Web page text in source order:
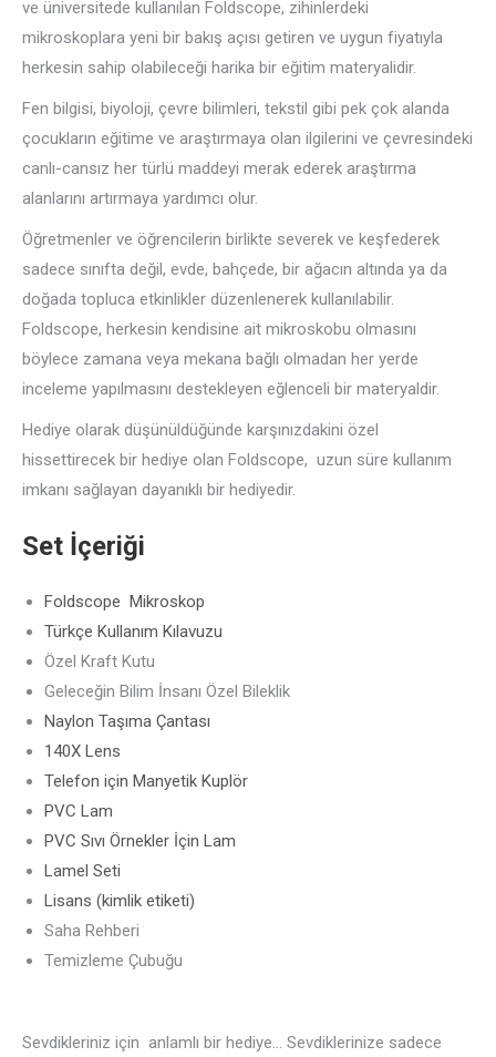
ve üniversitede kullanılan Foldscope, zihinlerdeki
mikroskoplara yeni bir bakış açısı getiren ve uygun fiyatıyla
herkesin sahip olabileceği harika bir eğitim materyalidir.
Fen bilgisi, biyoloji, çevre bilimleri, tekstil gibi pek çok alanda
çocukların eğitime ve araştırmaya olan ilgilerini ve çevresindeki
canlı-cansız her türlü maddeyi merak ederek araştırma
alanlarını artırmaya yardımcı olur.
Öğretmenler ve öğrencilerin birlikte severek ve keşfederek
sadece sınıfta değil, evde, bahçede, bir ağacın altında ya da
doğada topluca etkinlikler düzenlenerek kullanılabilir.
Foldscope, herkesin kendisine ait mikroskobu olmasını
böylece zamana veya mekana bağlı olmadan her yerde
inceleme yapılmasını destekleyen eğlenceli bir materyaldir.
Hediye olarak düşünüldüğünde karşınızdakini özel
hissettirecek bir hediye olan Foldscope, uzun süre kullanım
imkanı sağlayan dayanıklı bir hediyedir.
Set İçeriği
Foldscope Mikroskop
Türkçe Kullanım Kılavuzu
Özel Kraft Kutu
Geleceğin Bilim İnsanı Özel Bileklik
Naylon Taşıma Çantası
140X Lens
Telefon için Manyetik Kuplör
PVC Lam
PVC Sıvı Örnekler İçin Lam
Lamel Seti
Lisans (kimlik etiketi)
Saha Rehberi
Temizleme Çubuğu
Sevdikleriniz için anlamlı bir hediye… Sevdiklerinize sadece